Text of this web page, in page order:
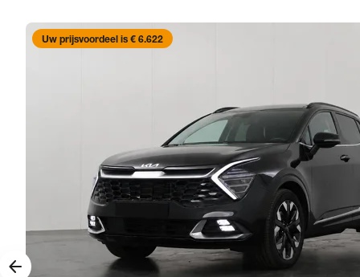
Uw prijsvoordeel is € 6.622
arrow_forward